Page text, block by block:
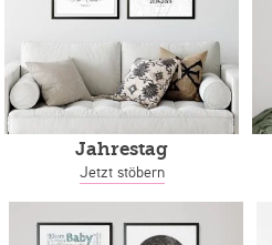
Jahrestag
Jetzt stöbern